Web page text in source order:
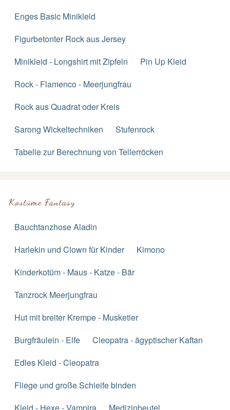
Enges Basic Minikleid
Figurbetonter Rock aus Jersey
Minikleid - Longshirt mit Zipfeln
Pin Up Kleid
Rock - Flamenco - Meerjungfrau
Rock aus Quadrat oder Kreis
Sarong Wickeltechniken
Stufenrock
Tabelle zur Berechnung von Tellerröcken
Kostüme Fantasy
Bauchtanzhose Aladin
Harlekin und Clown für Kinder
Kimono
Kinderkotüm - Maus - Katze - Bär
Tanzrock Meerjungfrau
Hut mit breiter Krempe - Musketier
Burgfräulein - Elfe
Cleopatra - ägyptischer Kaftan
Edles Kleid - Cleopatra
Fliege und große Schleife binden
Kleid - Hexe - Vampira
Medizinbeutel